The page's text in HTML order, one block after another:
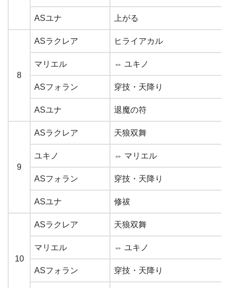
ASユナ 上がる
8
ASラクレア ヒライアカル
マリエル ⇔ ユキノ
ASフォラン 穿技・天降り
ASユナ 退魔の符
9
ASラクレア 天狼双舞
ユキノ ⇔ マリエル
ASフォラン 穿技・天降り
ASユナ 修祓
10
ASラクレア 天狼双舞
マリエル ⇔ ユキノ
ASフォラン 穿技・天降り